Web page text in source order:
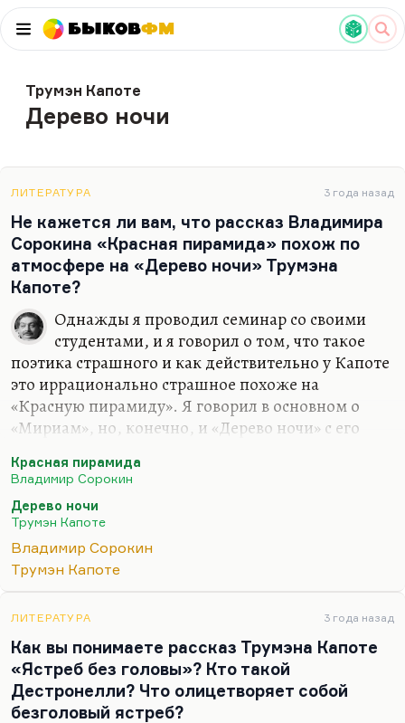
БыковФМ
Трумэн Капоте
Дерево ночи
ЛИТЕРАТУРА 3 года назад
Не кажется ли вам, что рассказ Владимира
Сорокина «Красная пирамида» похож по
атмосфере на «Дерево ночи» Трумэна
Капоте?
Однажды я проводил семинар со своими
студентами, и я говорил о том, что такое
поэтика страшного и как действительно у Капоте
это иррационально страшное похоже на
«Красную пирамиду». Я говорил в основном о
«Мириам», но, конечно, и «Дерево ночи» с его
пирамидой». Я считаю «Красную пирамиду»
одним из самых сильных и самых удачных
рассказов Сорокина прежде всего потому, что в
нем помимо приемов, помимо традиционной
работы с советскими штампами, гениально
раскрыто ощущение иррационального
реальности.
Да и в любой реальности, собственно говоря. Вот
этот страшный человек без выражения, как бы
знающий…
Красная пирамида
Владимир Сорокин
Дерево ночи
Трумэн Капоте
Владимир Сорокин
Трумэн Капоте
ЛИТЕРАТУРА 3 года назад
Как вы понимаете рассказ Трумэна Капоте
«Ястреб без головы»? Кто такой
Дестронелли? Что олицетворяет собой
безголовый ястреб?